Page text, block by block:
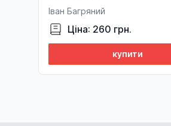
Іван Багряний
Ціна: 260 грн.
купити